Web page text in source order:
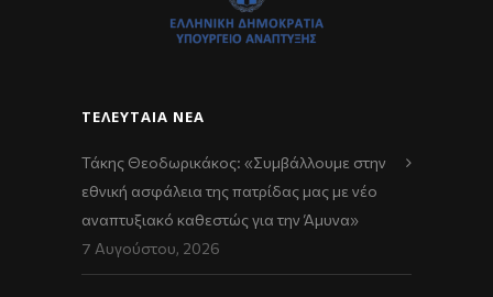
ΤΕΛΕΥΤΑΊΑ ΝΈΑ
Τάκης Θεοδωρικάκος: «Συμβάλλουμε στην
εθνική ασφάλεια της πατρίδας μας με νέο
αναπτυξιακό καθεστώς για την Άμυνα»
7 Αυγούστου, 2026